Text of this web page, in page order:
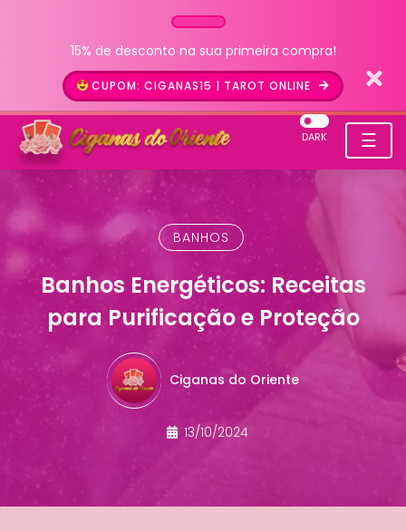
15% de desconto na sua primeira compra!
CUPOM: CIGANAS15 | TAROT ONLINE
☰
DARK
BANHOS
Banhos Energéticos: Receitas
para Purificação e Proteção
Ciganas do Oriente
13/10/2024